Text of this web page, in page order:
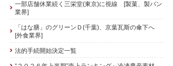
一部店舗休業続く三栄堂(東京)に視線 [製菓、製パン
業界]
「はな膳」のグリーンＤ(千葉)、京葉瓦斯の傘下へ
[外食業界]
法的手続開始決定一覧